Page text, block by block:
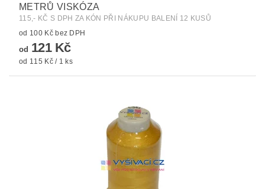
METRŮ VISKÓZA
115,- KČ S DPH ZA KÓN PŘI NÁKUPU BALENÍ 12 KUSŮ
od 100 Kč bez DPH
od 121 Kč
od 115 Kč / 1 ks